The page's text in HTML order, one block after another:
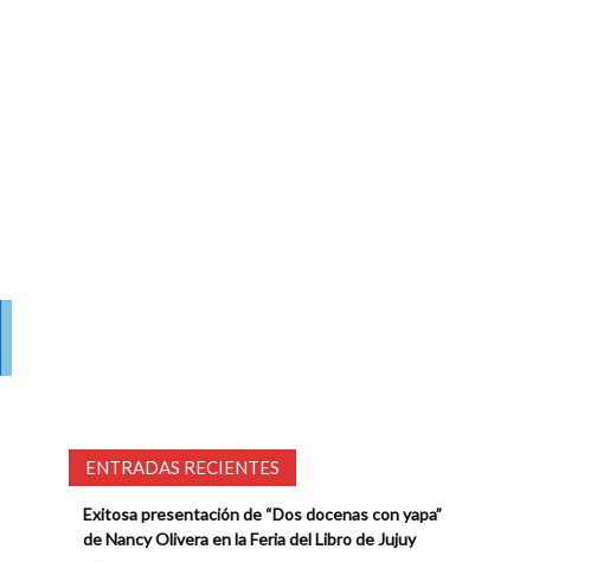
ENTRADAS RECIENTES
Exitosa presentación de “Dos docenas con yapa”
de Nancy Olivera en la Feria del Libro de Jujuy